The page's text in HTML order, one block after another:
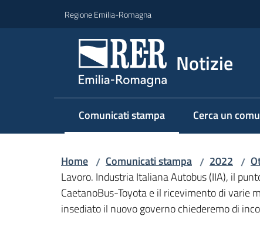
Regione Emilia-Romagna
Notizie
Comunicati stampa
Menu selezionato Cerca un
Home / Comunicati stampa / 2022 /
Lavoro. Industria Italiana Autobus (IIA), il
CaetanoBus-Toyota e il ricevimento di varie
insediato il nuovo governo chiederemo di